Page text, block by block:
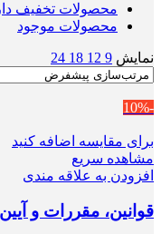
محصولات تخفیف دار
محصولات موجود
نمایش 9
12
18
24
-10%
برای مقایسه اضافه کنید
مشاهده سریع
افزودن به علاقه مندی
قوانین، مقررات و